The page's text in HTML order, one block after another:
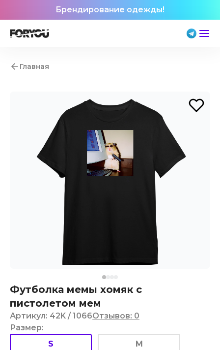
Брендирование одежды!
Главная
Футболка мемы хомяк с
пистолетом мем
Артикул: 42K / 1066Отзывов: 0
Размер:
S
M